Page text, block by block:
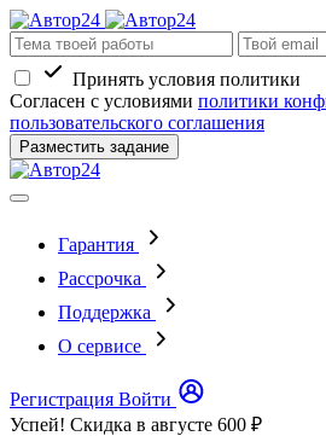
Принять условия политики
Согласен с условиями политики
пользовательского соглашения
Разместить задание
Гарантия
Рассрочка
Поддержка
О сервисе
Регистрация Войти
Успей! Скидка в августе 600 ₽